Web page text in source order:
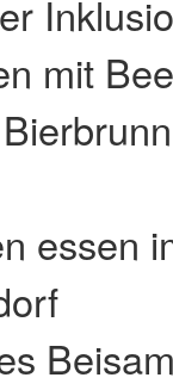
mit
essen